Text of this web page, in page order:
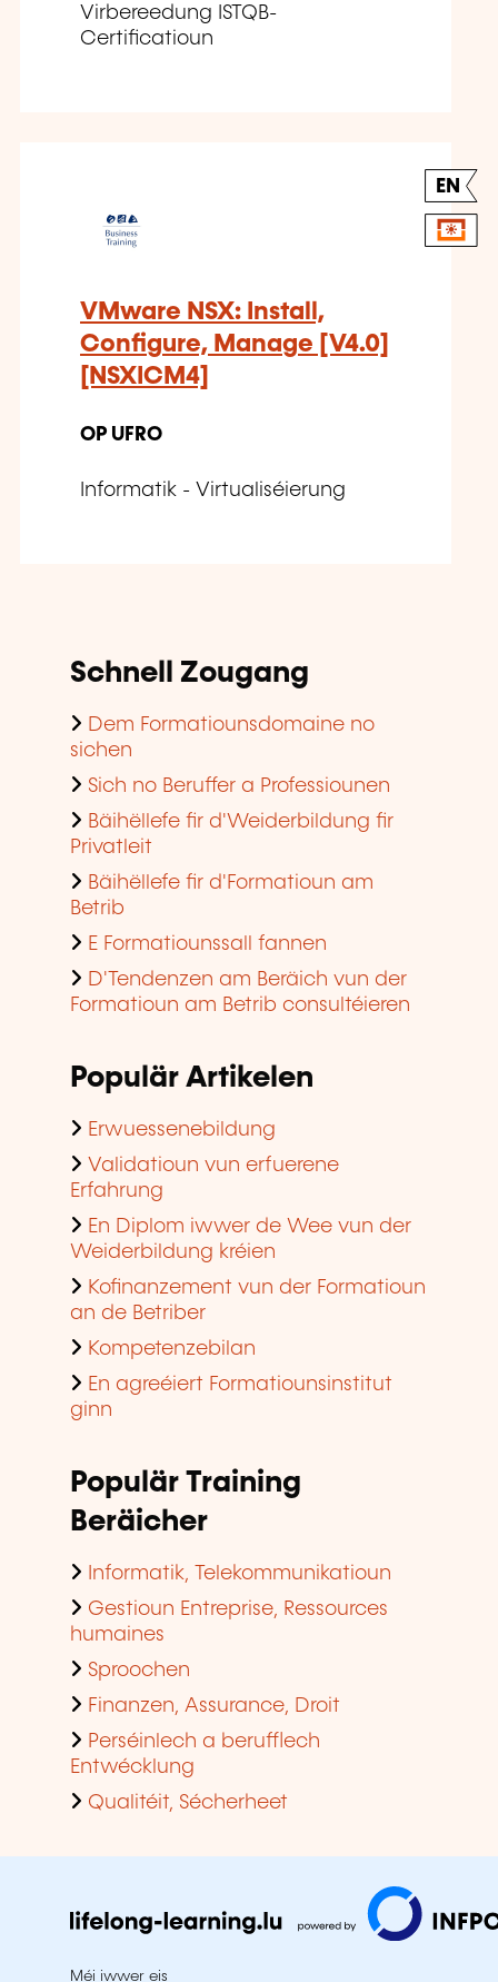
Virbereedung ISTQB-
Certificatioun
EN
VMware NSX: Install,
Configure, Manage [V4.0]
[NSXICM4]
OP UFRO
Informatik - Virtualiséierung
Schnell Zougang
Dem Formatiounsdomaine no
sichen
Sich no Beruffer a Professiounen
Bäihëllefe fir d'Weiderbildung fir
Privatleit
Bäihëllefe fir d'Formatioun am
Betrib
E Formatiounssall fannen
D'Tendenzen am Beräich vun der
Formatioun am Betrib consultéieren
Populär Artikelen
Erwuessenebildung
Validatioun vun erfuerene
Erfahrung
En Diplom iwwer de Wee vun der
Weiderbildung kréien
Kofinanzement vun der Formatioun
an de Betriber
Kompetenzebilan
En agreéiert Formatiounsinstitut
ginn
Populär Training
Beräicher
Informatik, Telekommunikatioun
Gestioun Entreprise, Ressources
humaines
Sproochen
Finanzen, Assurance, Droit
Perséinlech a berufflech
Entwécklung
Qualitéit, Sécherheet
Méi iwwer eis